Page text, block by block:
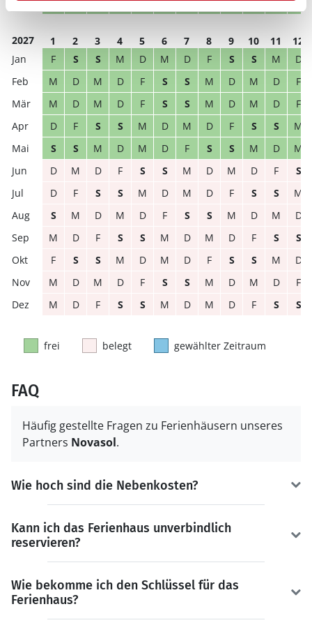
D
M D F S S M D M D F S
2027 1 2 3 4 5 6 7 8 9 10 11
12
F
S S M D M D F S S M
D
M
D M D F S S M D M D
F
M
D M D F S S M D M D
F
D
F S S M D M D F S S
M
S
S M D M D F S S M D
M
D
M D F S S M D M D F
S
D
F S S M D M D F S S
M
S
M D M D F S S M D M
D
M
D F S S M D M D F S
S
F
S S M D M D F S S M
D
M
D M D F S S M D M D
F
M
D F S S M D M D F S S
frei belegt gewählter Zeitraum
FAQ
Häufig gestellte Fragen zu Ferienhäusern unseres
Partners Novasol.
Wie hoch sind die Nebenkosten?
Kann ich das Ferienhaus unverbindlich
reservieren?
Wie bekomme ich den Schlüssel für das
Ferienhaus?